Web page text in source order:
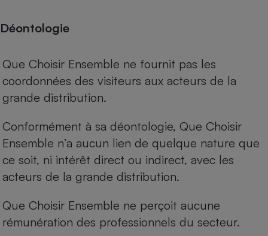
Déontologie
Que Choisir Ensemble ne fournit pas les
coordonnées des visiteurs aux acteurs de la
grande distribution.
Conformément à sa déontologie, Que Choisir
Ensemble n’a aucun lien de quelque nature que
ce soit, ni intérêt direct ou indirect, avec les
acteurs de la grande distribution.
Que Choisir Ensemble ne perçoit aucune
rémunération des professionnels du secteur.